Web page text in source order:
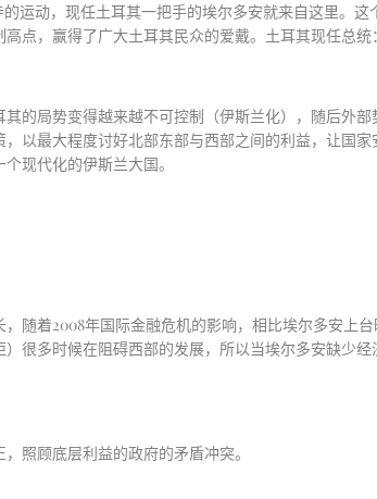
运动，现任土耳其一把手的埃尔多安就来自这里。这
点，赢得了广大土耳其民众的爱戴。土耳其现任总统
的局势变得越来越不可控制（伊斯兰化），随后外
以最大程度讨好北部东部与西部之间的利益，让国
现代化的伊斯兰大国。
，随着2008年国际金融危机的影响，相比埃尔多安上
很多时候在阻碍西部的发展，所以当埃尔多安缺少
照顾底层利益的政府的矛盾冲突。